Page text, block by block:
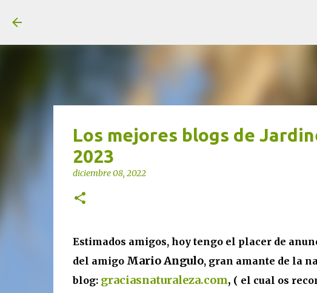
Los mejores blogs de
2023
diciembre 08, 2022
Estimados amigos, hoy tengo el placer de
del amigo Mario Angulo, gran amante de la
blog: graciasnaturaleza.com, ( el cual os